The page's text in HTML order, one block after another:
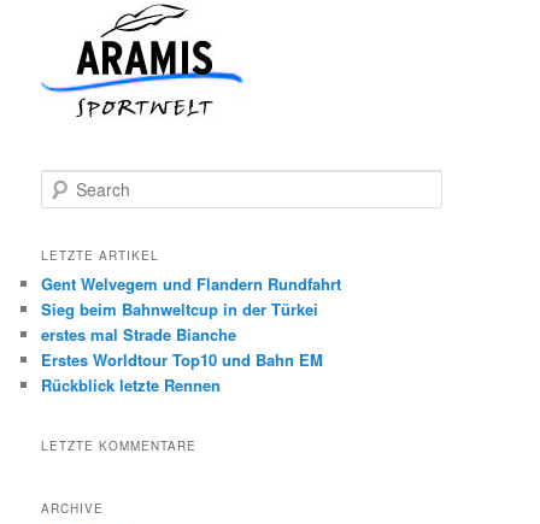
e
r
h
LETZTE ARTIKEL
Gent Welvegem und Flandern Rundfahrt
Sieg beim Bahnweltcup in der Türkei
erstes mal Strade Bianche
Erstes Worldtour Top10 und Bahn EM
Rückblick letzte Rennen
LETZTE KOMMENTARE
ARCHIVE